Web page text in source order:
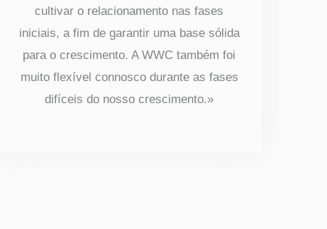
5
cultivar o relacionamento nas fases
iniciais, a fim de garantir uma base sólida
para o crescimento. A WWC também foi
muito flexível connosco durante as fases
difíceis do nosso crescimento.»